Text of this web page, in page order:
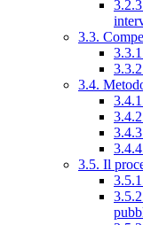
3.3.
3.4.
3.5. Il